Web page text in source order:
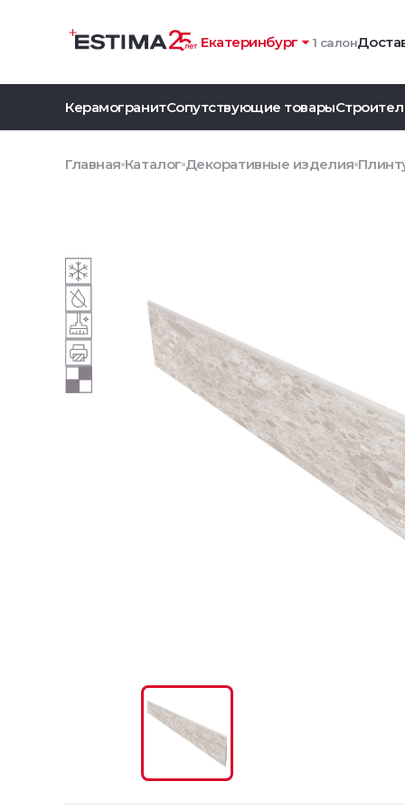
Екатеринбург 1 салон
КерамогранитСопутствующие товары
Главная Каталог Декоративные изделия